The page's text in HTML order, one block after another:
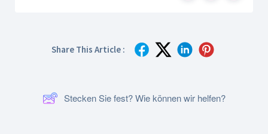
Share This Article :
Stecken Sie fest? Wie können wir helfen?